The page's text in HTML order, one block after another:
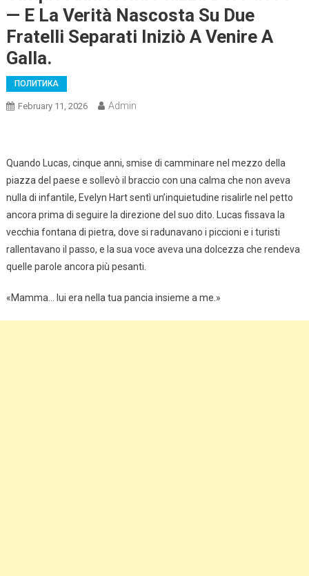
— E La Verità Nascosta Su Due
Fratelli Separati Iniziò A Venire A
Galla.
ПОЛИТИКА
February 11, 2026 Admin
Quando Lucas, cinque anni, smise di camminare nel mezzo della
piazza del paese e sollevò il braccio con una calma che non aveva
nulla di infantile, Evelyn Hart sentì un’inquietudine risalirle nel petto
ancora prima di seguire la direzione del suo dito. Lucas fissava la
vecchia fontana di pietra, dove si radunavano i piccioni e i turisti
rallentavano il passo, e la sua voce aveva una dolcezza che rendeva
quelle parole ancora più pesanti.
«Mamma… lui era nella tua pancia insieme a me.»